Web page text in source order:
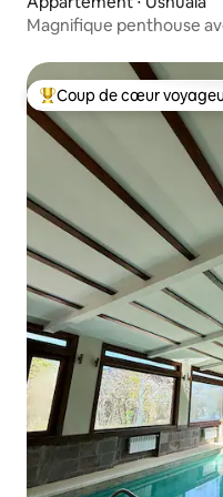
Magnifique penthouse
Coups de cœur
Coup de cœur